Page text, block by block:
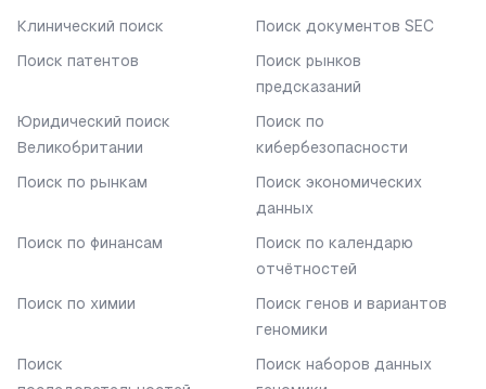
Клинический поиск
Поиск документов SEC
Поиск патентов
Поиск рынков
предсказаний
Юридический поиск
Великобритании
Поиск по
кибербезопасности
Поиск по рынкам
Поиск экономических
данных
Поиск по финансам
Поиск по календарю
отчётностей
Поиск по химии
Поиск генов и вариантов
геномики
Поиск
Поиск наборов данных